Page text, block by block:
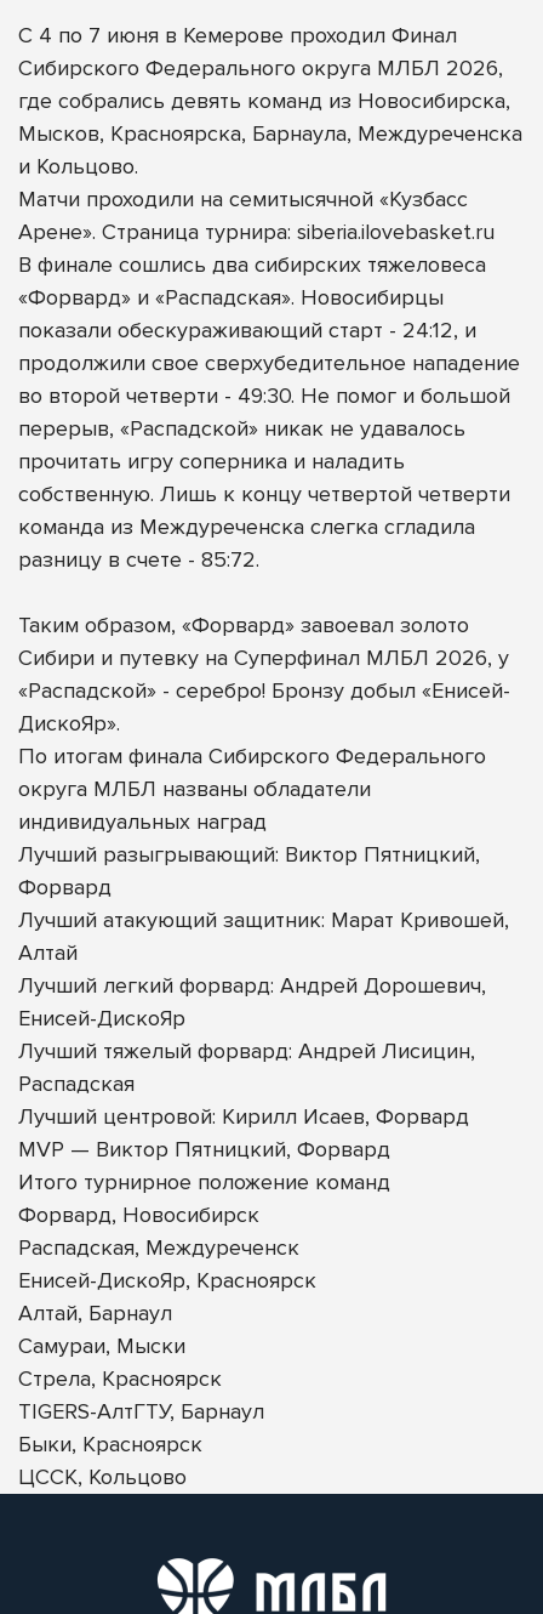
С 4 по 7 июня в Кемерове проходил Финал
Сибирского Федерального округа МЛБЛ 2026,
где собрались девять команд из Новосибирска,
Мысков, Красноярска, Барнаула, Междуреченска
и Кольцово.
Матчи проходили на семитысячной «Кузбасс
Арене». Страница турнира: siberia.ilovebasket.ru
В финале сошлись два сибирских тяжеловеса
«Форвард» и «Распадская». Новосибирцы
показали обескураживающий старт - 24:12, и
продолжили свое сверхубедительное нападение
во второй четверти - 49:30. Не помог и большой
перерыв, «Распадской» никак не удавалось
прочитать игру соперника и наладить
собственную. Лишь к концу четвертой четверти
команда из Междуреченска слегка сгладила
разницу в счете - 85:72.
Таким образом, «Форвард» завоевал золото
Сибири и путевку на Суперфинал МЛБЛ 2026, у
«Распадской» - серебро! Бронзу добыл «Енисей-
ДискоЯр».
По итогам финала Сибирского Федерального
округа МЛБЛ названы обладатели
индивидуальных наград
Лучший разыгрывающий: Виктор Пятницкий,
Форвард
Лучший атакующий защитник: Марат Кривошей,
Алтай
Лучший легкий форвард: Андрей Дорошевич,
Енисей-ДискоЯр
Лучший тяжелый форвард: Андрей Лисицин,
Распадская
Лучший центровой: Кирилл Исаев, Форвард
MVP — Виктор Пятницкий, Форвард
Итого турнирное положение команд
Форвард, Новосибирск
Распадская, Междуреченск
Енисей-ДискоЯр, Красноярск
Алтай, Барнаул
Самураи, Мыски
Стрела, Красноярск
TIGERS-АлтГТУ, Барнаул
Быки, Красноярск
ЦССК, Кольцово